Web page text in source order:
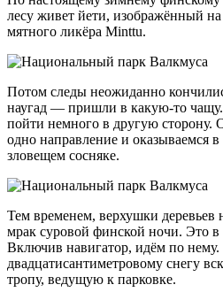
лесу живет йети, изображённый на
мятного ликёра Minttu.
Потом следы неожиданно
наугад — пришли в какую-то
пойти немного в другую сторону.
одно направление и оказываемся
зловещем сосняке.
Тем временем, верхушки деревьев
мрак суровой финской ночи. Это в
Включив навигатор, идём по
двадцатисантиметровому снегу
тропу, ведущую к парковке.